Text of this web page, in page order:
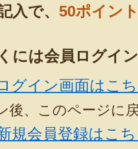
入で、 50ポイン
には会員ログイ
グイン画面はこ
後、このページに
規会員登録はこ